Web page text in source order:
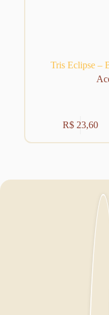
Tris Eclipse –
R$23,60